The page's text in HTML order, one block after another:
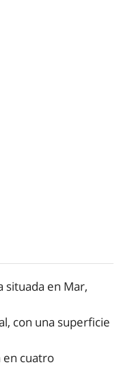
situada en Mar,
con una superficie
cuatro